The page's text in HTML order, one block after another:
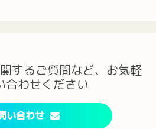
するご質問など、お気軽
合わせください
い合わせ